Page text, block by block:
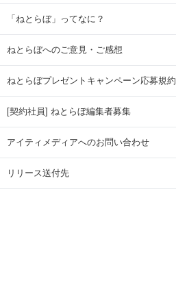
「ねとらぼ」ってなに？
ねとらぼへのご意見・ご感想
ねとらぼプレゼントキャンペーン応募規約
[契約社員] ねとらぼ編集者募集
アイティメディアへのお問い合わせ
リリース送付先